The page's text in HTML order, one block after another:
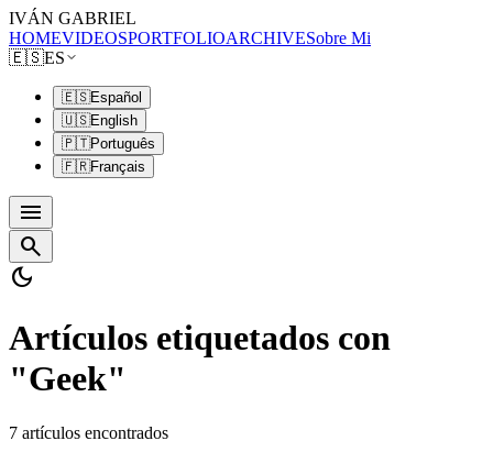
IVÁN GABRIEL
HOMEVIDEOSPORTFOLIOARCHIVESobre Mi
🇪🇸ES
🇪🇸Español
🇺🇸English
🇵🇹Português
🇫🇷Français
menu
search
dark_mode
Artículos etiquetados con
"Geek"
7 artículos encontrados